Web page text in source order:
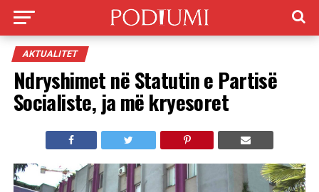
AKTUALITET
Ndryshimet në Statutin e Partisë
Socialiste, ja më kryesoret